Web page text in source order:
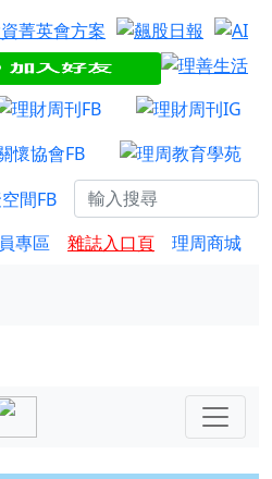
專區 雜誌入口頁 理周商城